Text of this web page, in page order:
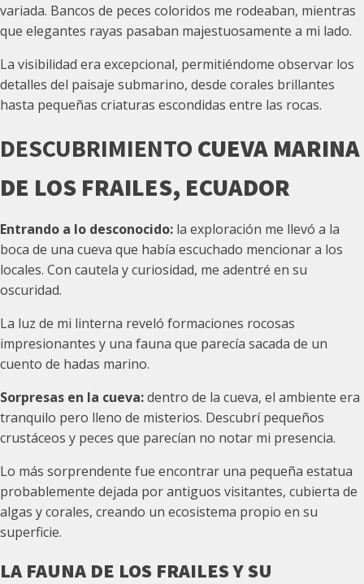
variada. Bancos de peces coloridos me rodeaban, mientras
que elegantes rayas pasaban majestuosamente a mi lado.
La visibilidad era excepcional, permitiéndome observar los
detalles del paisaje submarino, desde corales brillantes
hasta pequeñas criaturas escondidas entre las rocas.
DESCUBRIMIENTO CUEVA MARINA
DE LOS FRAILES, ECUADOR
Entrando a lo desconocido: la exploración me llevó a la
boca de una cueva que había escuchado mencionar a los
locales. Con cautela y curiosidad, me adentré en su
oscuridad.
La luz de mi linterna reveló formaciones rocosas
impresionantes y una fauna que parecía sacada de un
cuento de hadas marino.
Sorpresas en la cueva:dentro de la cueva, el ambiente era
tranquilo pero lleno de misterios. Descubrí pequeños
crustáceos y peces que parecían no notar mi presencia.
Lo más sorprendente fue encontrar una pequeña estatua
probablemente dejada por antiguos visitantes, cubierta de
algas y corales, creando un ecosistema propio en su
superficie.
LA FAUNA DE LOS FRAILES Y SU